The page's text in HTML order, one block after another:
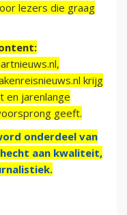
lezers die graag
krijg
en jarenlange
geeft.
onderdeel van
aan kwaliteit,